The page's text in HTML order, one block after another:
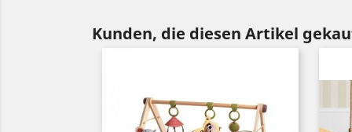
Kunden, die diesen Artikel